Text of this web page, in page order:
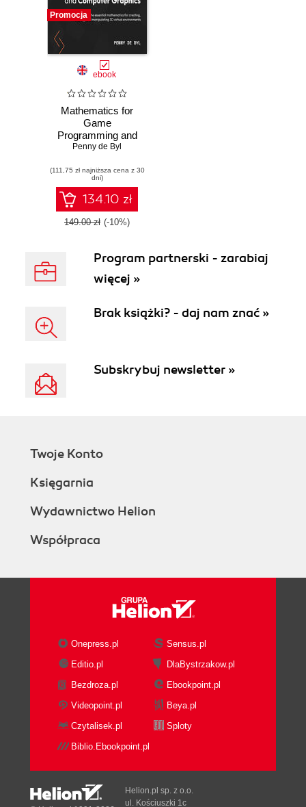
Promocja
ebook
Mathematics for
Game
Programming and
Computer
the essential
mathematics for
creating, rendering,
and manipulating
3D virtual
Penny de Byl
(111,75 zł najniższa cena z 30
dni)
134.10 zł
149.00 zł (-10%)
Program partnerski - zarabiaj
więcej »
Brak książki? - daj nam znać »
Subskrybuj newsletter »
Twoje Konto
Księgarnia
Wydawnictwo Helion
Współpraca
Onepress.pl
Sensus.pl
Editio.pl
DlaBystrzakow.pl
Bezdroza.pl
Ebookpoint.pl
Videopoint.pl
Beya.pl
Czytalisek.pl
Sploty
Biblio.Ebookpoint.pl
Helion.pl sp. z o.o.
ul. Kościuszki 1c